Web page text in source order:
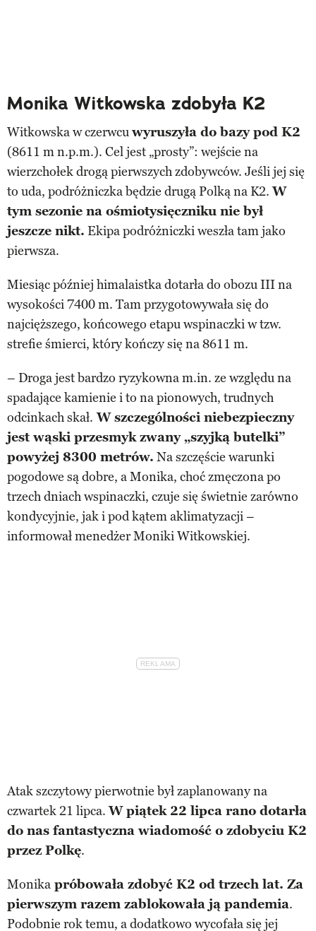
Monika Witkowska zdobyła K2
Witkowska w czerwcuwyruszyła do bazy pod K2
(8611 m n.p.m.). Cel jest „prosty”: wejście na
wierzchołek drogą pierwszych zdobywców. Jeśli jej się
to uda, podróżniczka będzie drugą Polką na K2.W
tym sezonie na ośmiotysięczniku nie był
jeszcze nikt. Ekipa podróżniczki weszła tam jako
pierwsza.
Miesiąc później himalaistka dotarła do obozu III na
wysokości 7400 m. Tam przygotowywała się do
najcięższego, końcowego etapu wspinaczki w tzw.
strefie śmierci, który kończy się na 8611 m.
– Droga jest bardzo ryzykowna m.in. ze względu na
spadające kamienie i to na pionowych, trudnych
odcinkach skał. W szczególności niebezpieczny
jest wąski przesmyk zwany „szyjką butelki”
powyżej 8300 metrów. Na szczęście warunki
pogodowe są dobre, a Monika, choć zmęczona po
trzech dniach wspinaczki, czuje się świetnie zarówno
kondycyjnie, jak i pod kątem aklimatyzacji –
informował menedżer Moniki Witkowskiej.
Atak szczytowy pierwotnie był zaplanowany na
czwartek 21 lipca.W piątek 22 lipca rano dotarła
do nas fantastyczna wiadomość o zdobyciu K2
przez Polkę.
Monika próbowała zdobyć K2 od trzech lat. Za
pierwszym razem zablokowała ją pandemia.
Podobnie rok temu, a dodatkowo wycofała się jej